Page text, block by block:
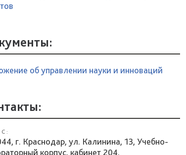
об управлении науки и инноваций
г. Краснодар, ул. Калинина, 13, Учебно-
корпус, кабинет 204.